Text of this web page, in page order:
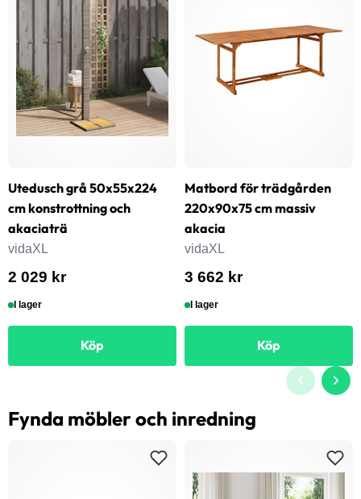
Utedusch grå 50x55x224
cm konstrottning och
akaciaträ
vidaXL
2 029 kr
I lager
Köp
Matbord för trädgården
220x90x75 cm massiv
akacia
vidaXL
3 662 kr
I lager
Köp
Fynda möbler och inredning